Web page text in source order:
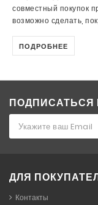
совместный покупок
возможно сделать,
ПОДРОБНЕЕ
ПОДПИСАТЬСЯ
ДЛЯ
Контакты